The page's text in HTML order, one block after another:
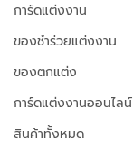
การ์ดแต่งงาน
ของชำร่วยแต่งงาน
ของตกแต่ง
การ์ดแต่งงานออนไลน์
สินค้าทั้งหมด